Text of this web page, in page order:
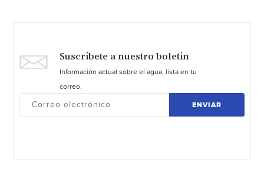
Suscríbete a nuestro boletín
Información actual sobre el agua, lista en tu
correo.
ENVIAR